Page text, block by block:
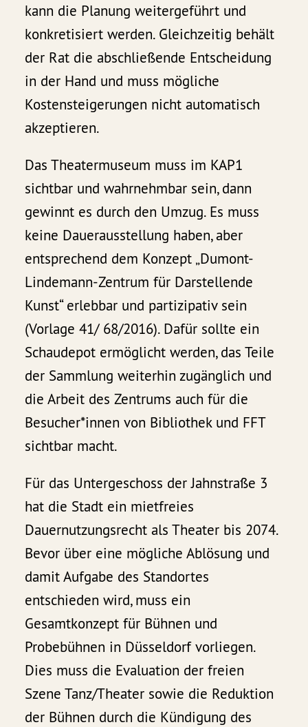
kann die Planung weitergeführt und
konkretisiert werden. Gleichzeitig behält
der Rat die abschließende Entscheidung
in der Hand und muss mögliche
Kostensteigerungen nicht automatisch
akzeptieren.
Das Theatermuseum muss im KAP1
sichtbar und wahrnehmbar sein, dann
gewinnt es durch den Umzug. Es muss
keine Dauerausstellung haben, aber
entsprechend dem Konzept „Dumont-
Lindemann-Zentrum für Darstellende
Kunst“ erlebbar und partizipativ sein
(Vorlage 41/ 68/2016). Dafür sollte ein
Schaudepot ermöglicht werden, das Teile
der Sammlung weiterhin zugänglich und
die Arbeit des Zentrums auch für die
Besucher*innen von Bibliothek und FFT
sichtbar macht.
Für das Untergeschoss der Jahnstraße 3
hat die Stadt ein mietfreies
Dauernutzungsrecht als Theater bis 2074.
Bevor über eine mögliche Ablösung und
damit Aufgabe des Standortes
entschieden wird, muss ein
Gesamtkonzept für Bühnen und
Probebühnen in Düsseldorf vorliegen.
Dies muss die Evaluation der freien
Szene Tanz/Theater sowie die Reduktion
der Bühnen durch die Kündigung des